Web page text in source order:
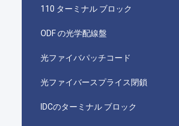
110 ターミナル ブロック
ODF の光学配線盤
光ファイバパッチコード
光ファイバースプライス閉鎖
IDCのターミナル ブロック